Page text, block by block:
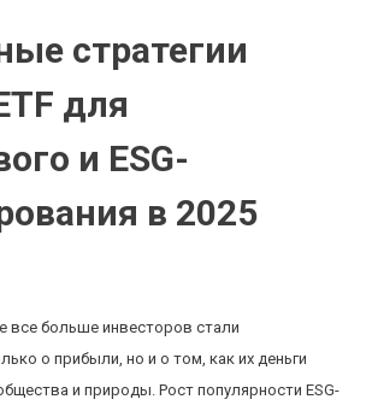
стратегии
для
и ESG-
в 2025
все больше инвесторов стали
о прибыли, но и о том, как их деньги
и природы. Рост популярности ESG-